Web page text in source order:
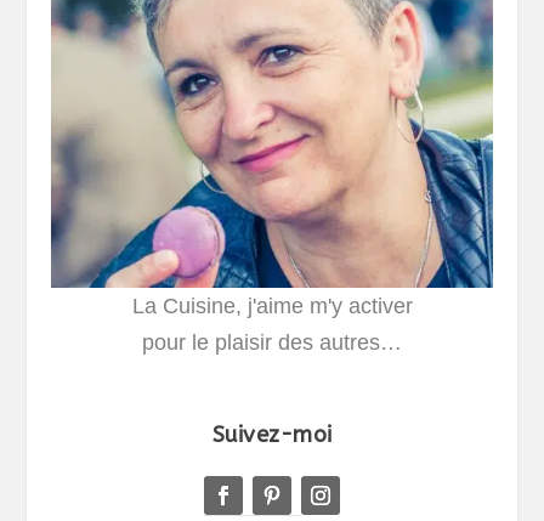
La Cuisine, j'aime m'y activer
pour le plaisir des autres…
Suivez-moi